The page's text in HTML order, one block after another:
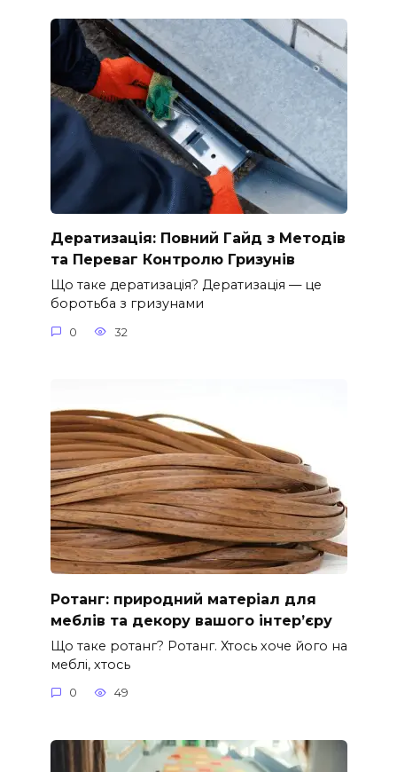
Дератизація: Повний Гайд з Методів
та Переваг Контролю Гризунів
Що таке дератизація? Дератизація — це
боротьба з гризунами
0 32
Ротанг: природний матеріал для
меблів та декору вашого інтер’єру
Що таке ротанг? Ротанг. Хтось хоче його на
меблі, хтось
0 49